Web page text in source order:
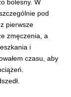
bolesny. W
pod
pierwsze
zmęczenia, a
i
czasu, aby